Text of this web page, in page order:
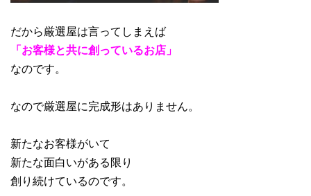
だから厳選屋は言ってしまえば
「お客様と共に創っているお店」
なのです。
なので厳選屋に完成形はありません。
新たなお客様がいて
新たな面白いがある限り
創り続けているのです。